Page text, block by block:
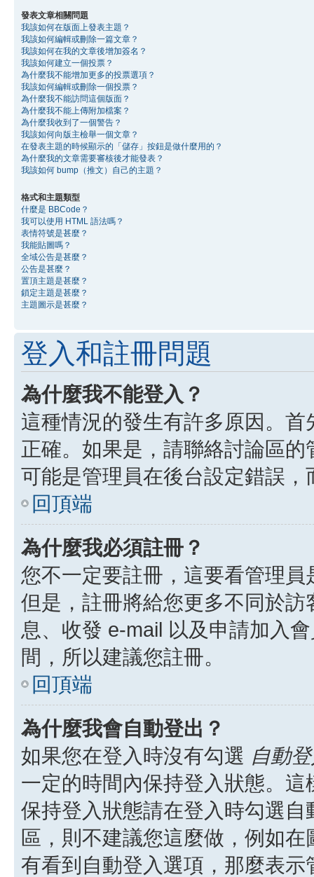
發表文章相關問題
我該如何在版面上發表主題？
我該如何編輯或刪除一篇文章？
我該如何在我的文章後增加簽名？
我該如何建立一個投票？
為什麼我不能增加更多的投票選項？
我該如何編輯或刪除一個投票？
為什麼我不能訪問這個版面？
為什麼我不能上傳附加檔案？
為什麼我收到了一個警告？
我該如何向版主檢舉一個文章？
在發表主題的時候顯示的「儲存」按鈕是做什麼用的？
為什麼我的文章需要審核後才能發表？
我該如何 bump（推文）自己的主題？
格式和主題類型
什麼是 BBCode？
我可以使用 HTML 語法嗎？
表情符號是甚麼？
我能貼圖嗎？
全域公告是甚麼？
公告是甚麼？
置頂主題是甚麼？
鎖定主題是甚麼？
主題圖示是甚麼？
登入和註冊問題
為什麼我不能登入？
這種情況的發生有許多原因。
正確。如果是，請聯絡討論區
可能是管理員在後台設定錯誤
回頂端
為什麼我必須註冊？
您不一定要註冊，這要看管理
但是，註冊將給您更多不同於
息、收發 e-mail 以及申請加入
間，所以建議您註冊。
回頂端
為什麼我會自動登出？
如果您在登入時沒有勾選 自動
一定的時間內保持登入狀態。
保持登入狀態請在登入時勾選
區，則不建議您這麼做，例如
有看到自動登入選項，那麼表